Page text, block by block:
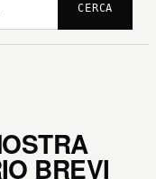
CERCA
BREVI